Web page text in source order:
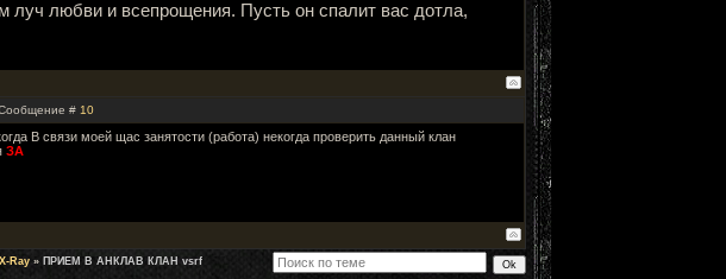
луч любви и всепрощения. Пусть он спалит вас дотла,
# 10
В связи моей щас занятости (работа) некогда проверить данный клан
ЗА
Ray » ПРИЕМ В АНКЛАВ КЛАН vsrf